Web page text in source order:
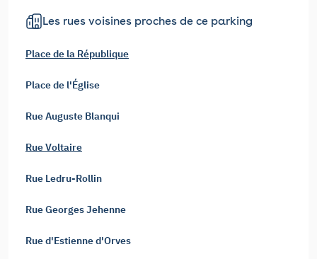
Les rues voisines proches de ce parking
Place de la République
Place de l'Église
Rue Auguste Blanqui
Rue Voltaire
Rue Ledru-Rollin
Rue Georges Jehenne
Rue d'Estienne d'Orves